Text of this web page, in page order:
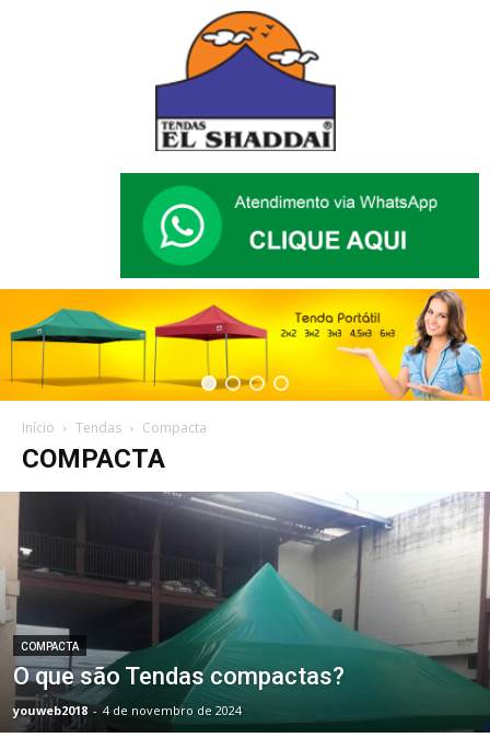
Início Tendas Compacta
COMPACTA
COMPACTA
O que são Tendas compactas?
youweb2018 - 4 de novembro de 2024